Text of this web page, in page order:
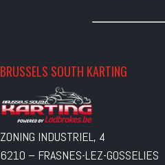
BRUSSELS SOUTH KARTING
ZONING INDUSTRIEL, 4
6210 – FRASNES-LEZ-GOSSELIES